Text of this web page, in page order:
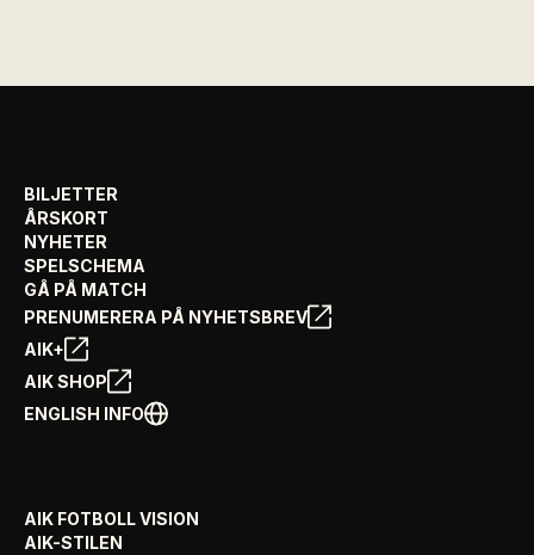
BILJETTER
ÅRSKORT
NYHETER
SPELSCHEMA
GÅ PÅ MATCH
PRENUMERERA PÅ NYHETSBREV
AIK+
AIK SHOP
ENGLISH INFO
AIK FOTBOLL VISION
AIK-STILEN